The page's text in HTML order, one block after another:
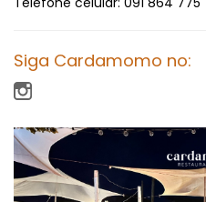
Siga Cardamomo no: